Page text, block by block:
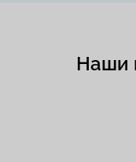
Наши